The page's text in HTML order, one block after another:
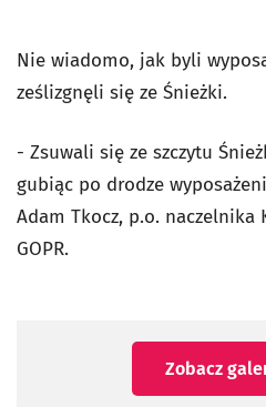
Nie wiadomo, jak byli
ześlizgnęli się ze Śnieżki.
- Zsuwali się ze szczytu
gubiąc po drodze
Adam Tkocz, p.o.
GOPR.
Zobacz